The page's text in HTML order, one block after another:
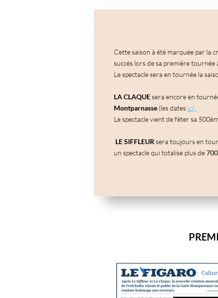
Cette saison à été marquée par la
succès lors de sa première
Le spectacle sera en tournée la
LA CLAQUEsera encore en
Montparnasse (les dates ici)
Le spectacle vient de fêter sa
LE SIFFLEUR sera toujours en
un spectacle qui totalise plus de